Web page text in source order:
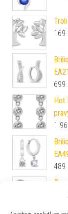
169
699
Hot
1
489